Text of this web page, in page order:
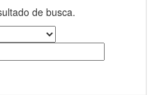
de busca.